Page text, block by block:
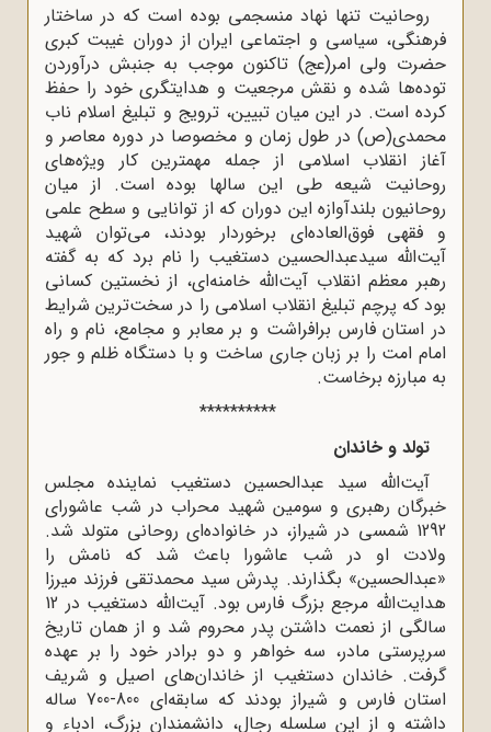
روحانیت تنها نهاد منسجمی بوده است که در ساختار
فرهنگی، سیاسی و اجتماعی ایران از دوران غیبت کبری
حضرت ولی امر(عج) تاکنون موجب به جنبش درآوردن
توده‌ها شده و نقش مرجعیت و هدایتگری خود را حفظ
کرده است. در این میان تبیین، ترویج و تبلیغ اسلام ناب
محمدی(ص) در طول زمان و مخصوصا در دوره معاصر و
آغاز انقلاب اسلامی از جمله مهمترین کار ویژه‌های
روحانیت شیعه طی این سالها بوده است. از میان
روحانیون بلندآوازه این دوران که از توانایی و سطح علمی
و فقهی فوق‌العاده‌ای برخوردار بودند، می‌توان شهید
آیت‌الله سیدعبدالحسین دستغیب را نام برد که به گفته
رهبر معظم انقلاب آیت‌الله خامنه‌ای، از نخستین کسانی
بود که پرچم تبلیغ انقلاب اسلامی را در سخت‌ترین شرایط
در استان فارس برافراشت و بر معابر و مجامع، نام و راه
امام امت را بر زبان جاری ساخت و با دستگاه ظلم و جور
به مبارزه برخاست.
**********
تولد و خاندان
آیت‌الله سید عبدالحسین دستغیب نماینده مجلس
خبرگان رهبری و سومین شهید محراب در شب عاشورای
1292 شمسی در شیراز، در خانواده‌ای روحانی متولد شد.
ولادت او در شب عاشورا باعث شد که نامش را
«عبدالحسین» بگذارند. پدرش سید محمدتقی فرزند میرزا
هدایت‌الله مرجع بزرگ فارس بود. آیت‌الله دستغیب در 12
سالگی از نعمت داشتن پدر محروم شد و از همان تاریخ
سرپرستی مادر، سه خواهر و دو برادر خود را بر عهده
گرفت. خاندان دستغیب از خاندان‌های اصیل و شریف
استان فارس و شیراز بودند که سابقه‌ای 800-700 ساله
داشته و از این سلسله رجال، دانشمندان بزرگ، ادباء و